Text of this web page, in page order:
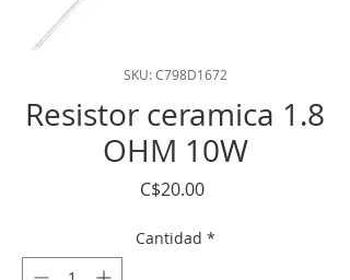
SKU: C798D1672
Resistor ceramica 1.8
OHM 10W
C$20.00Precio
Cantidad *